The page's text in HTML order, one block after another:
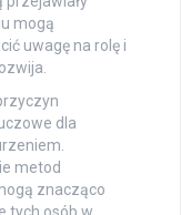
mogą
uwagę na rolę i
dla
metod
znacząco